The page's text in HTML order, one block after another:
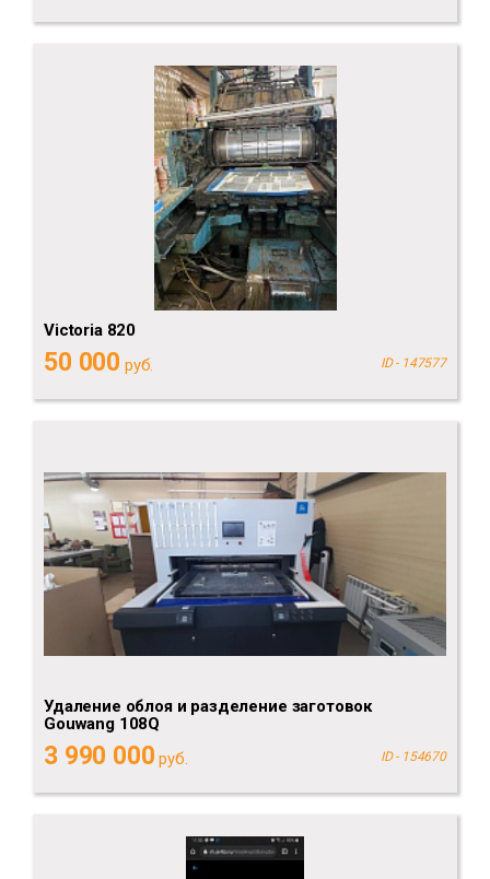
Victoria 820
50 000 руб. ID - 147577
Удаление облоя и разделение заготовок
Gouwang 108Q
3 990 000 руб. ID - 154670